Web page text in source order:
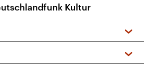
Kultur
Podcasts